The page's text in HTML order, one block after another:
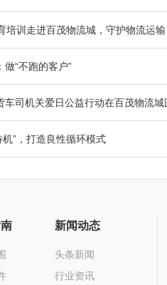
训走进百茂物流城，守护物流运输
“不跑的客户”
司机关爱日公益行动在百茂物流城
”，打造良性循环模式
新闻动态
头条新闻
行业资讯